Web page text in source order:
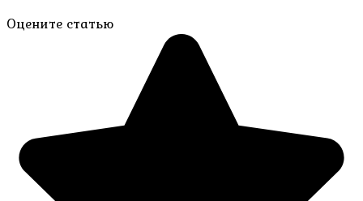
Оцените статью